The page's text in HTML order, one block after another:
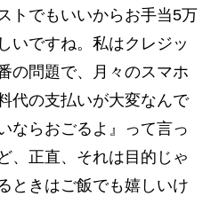
トでもいいからお手当5万
いですね。私はクレジッ
の問題で、月々のスマホ
代の支払いが大変なんで
ならおごるよ』って言っ
、正直、それは目的じゃ
ときはご飯でも嬉しいけ